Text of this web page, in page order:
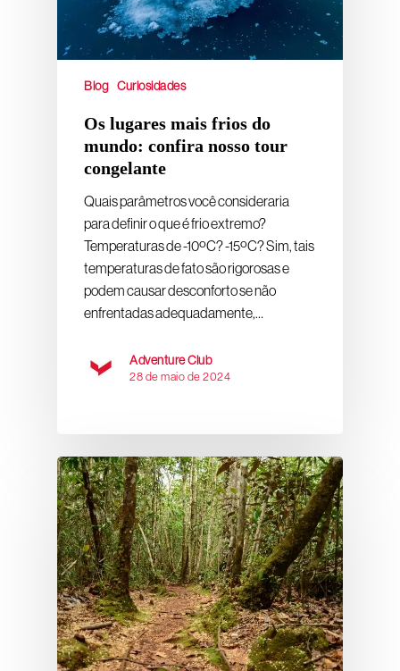
Blog Curiosidades
Os lugares mais frios do
mundo: confira nosso tour
congelante
Quais parâmetros você consideraria
para definir o que é frio extremo?
Temperaturas de -10ºC? -15ºC? Sim, tais
temperaturas de fato são rigorosas e
podem causar desconforto se não
enfrentadas adequadamente,…
Adventure Club
28 de maio de 2024